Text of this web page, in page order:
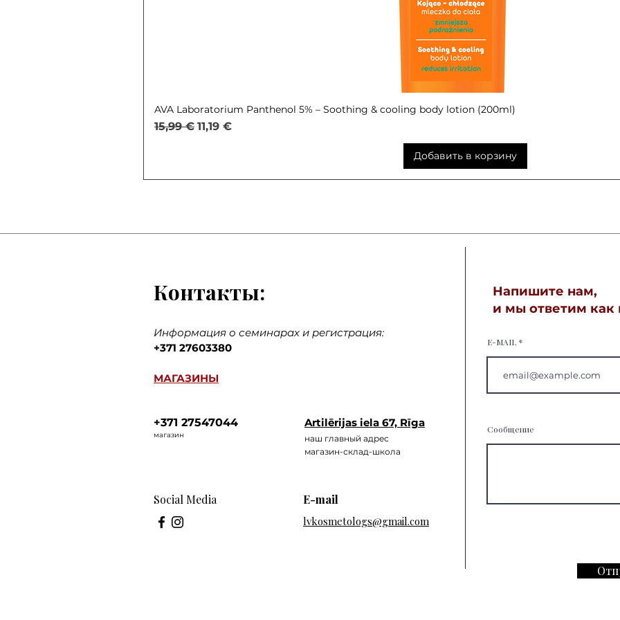
Быстрый просмотр
AVA Laboratorium Panthenol 5% – Soothing & cooling body lotion (200ml)
Обычная цена
15,99 € Цена со скидкой
11,19 €
Добавить в корзину
Контакты:
Информация о семинарах и регистрация:
+371 27603380
МАГАЗИНЫ
+371 27547044
магазин
Social Media
Artilērijas iela 67, Rīga
наш главный адрес
магазин-склад-школа
E-mail
lvkosmetologs@gmail.com
Напишите нам,
и мы ответим как
E-MAIL
Сообщение